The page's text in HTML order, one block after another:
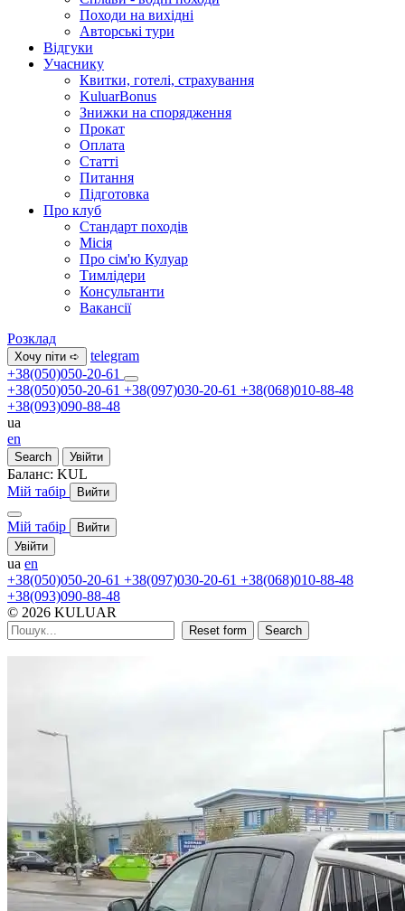
Походи на вихідні
Авторські тури
Відгуки
Учаснику
Квитки, готелі, страхування
KuluarBonus
Знижки на спорядження
Прокат
Оплата
Статті
Питання
Підготовка
Про клуб
Стандарт походів
Місія
Про сім'ю Кулуар
Тимлідери
Консультанти
Вакансії
Розклад
Хочу піти ➪
telegram
+38(050)050-20-61
+38(050)050-20-61 +38(097)030-20-61 +38(068)010-88-48
+38(093)090-88-48
ua
en
Search Увійти
Баланс: KUL
Мій табір
Вийти
Мій табір
Вийти
Увійти
ua en
+38(050)050-20-61 +38(097)030-20-61 +38(068)010-88-48
+38(093)090-88-48
© 2026 KULUAR
Reset form Search